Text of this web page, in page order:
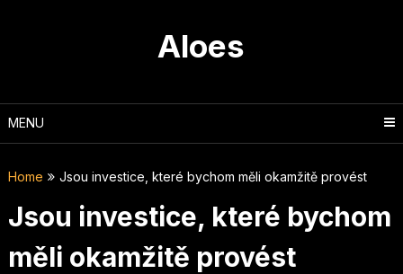
Aloes
MENU
Home Jsou investice, které bychom měli okamžitě provést
Jsou investice, které bychom
měli okamžitě provést